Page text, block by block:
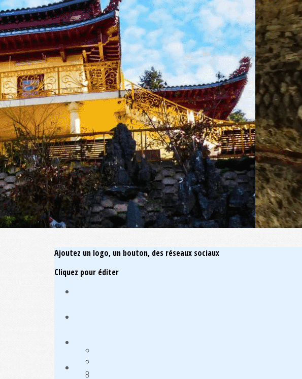
Menu
<
>
Actu Bienvenue
Actu Près de Nous
Galerie Photos Actualité
?>
Images de la page d'accueil
Cliquez pour éditer
Ajoutez un logo, un bouton, des réseaux sociaux
Cliquez pour éditer